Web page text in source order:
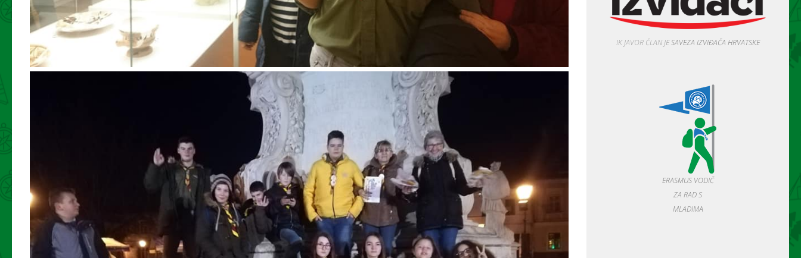
IK JAVOR ČLAN JESAVEZA IZVIĐAČA HRVATSKE
ERASMUS VODIČ
ZA RAD S
MLADIMA